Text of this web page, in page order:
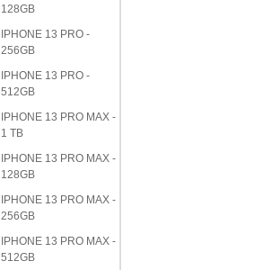
128GB
IPHONE 13 PRO -
256GB
IPHONE 13 PRO -
512GB
IPHONE 13 PRO MAX -
1 TB
IPHONE 13 PRO MAX -
128GB
IPHONE 13 PRO MAX -
256GB
IPHONE 13 PRO MAX -
512GB